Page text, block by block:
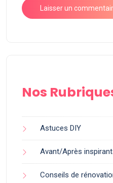
Nos
Astuces DIY
Avant/Après
Conseils de